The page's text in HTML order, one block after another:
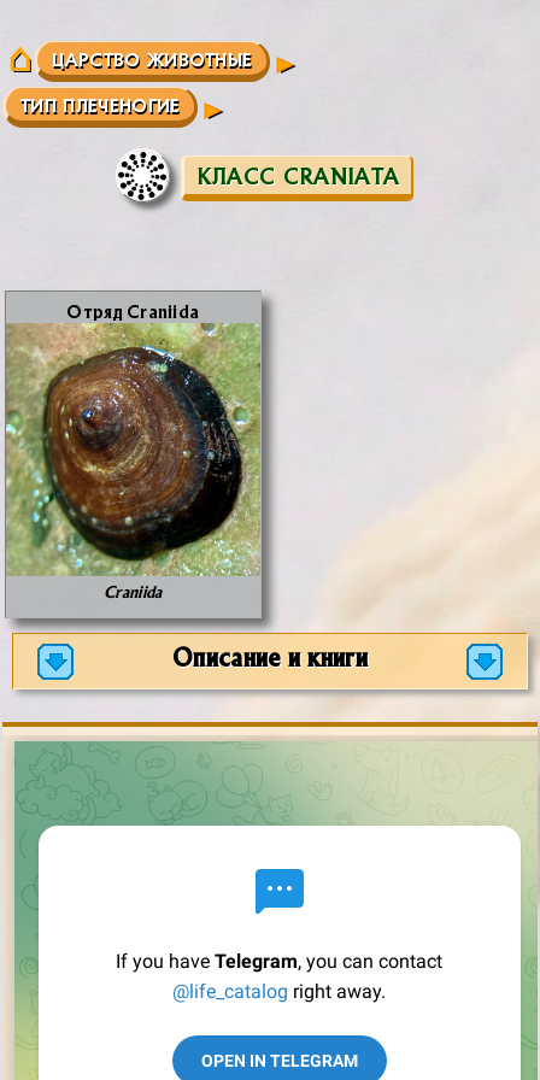
ЦАРСТВО ЖИВОТНЫЕ
ТИП ПЛЕЧЕНОГИЕ
КЛАСС CRANIATA
От­ряд Craniida
Craniida
Описание и книги